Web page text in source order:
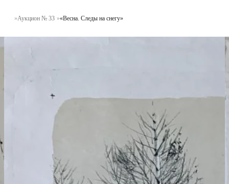
Аукцион № 33 «Весна. Следы на снегу»